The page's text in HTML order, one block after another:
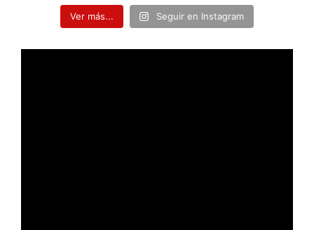
Ver más... Seguir en Instagram